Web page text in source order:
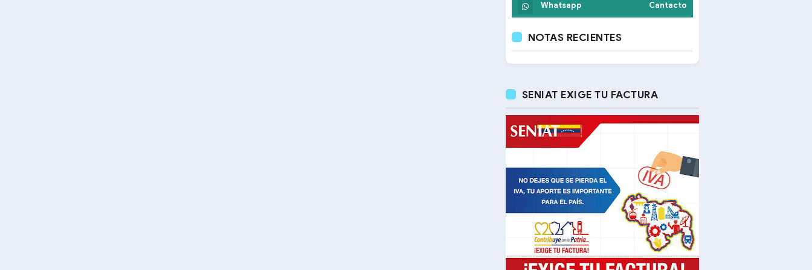
Whatsapp Cantacto
NOTAS RECIENTES
SENIAT EXIGE TU FACTURA